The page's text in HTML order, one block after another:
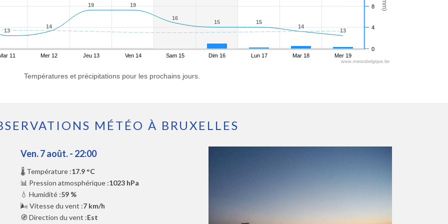
13
13
14
14
19
19 19
19
16
16
15
15 15
15
14
14
13
13
11 Mer 12 Jeu 13 Ven 14 Sam 15 Dim 16 Lun 17 Mar 18 Mer 19
0
4
8
www.meteobelgique.be
Températures et précipitations pour les prochains jours.
MÉTÉO À BRUXELLES
Ven. 7 août. - 22:00
🌡️ Température :17.9 °C
📊 Pression atmosphérique :1023 hPa
💧 Humidité :59 %
🌬️ Vitesse du vent :7 km/h
🧭 Direction du vent :Est